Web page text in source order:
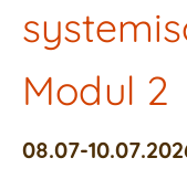
Modul 2
08.07-